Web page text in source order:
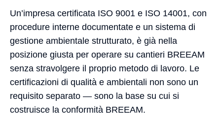
Un’impresa certificata ISO 9001 e ISO 14001, con
procedure interne documentate e un sistema di
gestione ambientale strutturato, è già nella
posizione giusta per operare su cantieri BREEAM
senza stravolgere il proprio metodo di lavoro. Le
certificazioni di qualità e ambientali non sono un
requisito separato — sono la base su cui si
costruisce la conformità BREEAM.